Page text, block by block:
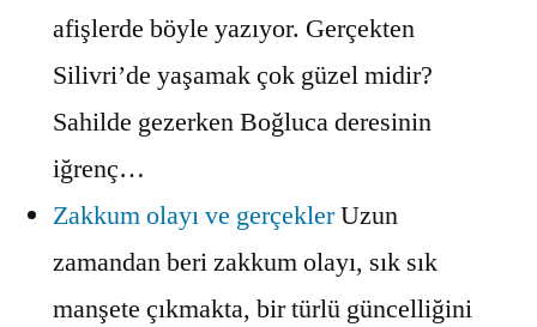
afişlerde böyle yazıyor. Gerçekten
Silivri’de yaşamak çok güzel midir?
Sahilde gezerken Boğluca deresinin
iğrenç…
Zakkum olayı ve gerçeklerUzun
zamandan beri zakkum olayı, sık sık
manşete çıkmakta, bir türlü güncelliğini